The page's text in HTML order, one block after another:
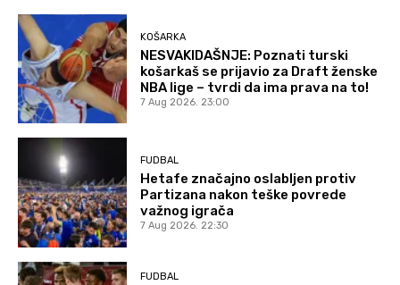
KOŠARKA
NESVAKIDAŠNJE: Poznati turski
košarkaš se prijavio za Draft ženske
NBA lige – tvrdi da ima prava na to!
7 Aug 2026. 23:00
FUDBAL
Hetafe značajno oslabljen protiv
Partizana nakon teške povrede
važnog igrača
7 Aug 2026. 22:30
FUDBAL